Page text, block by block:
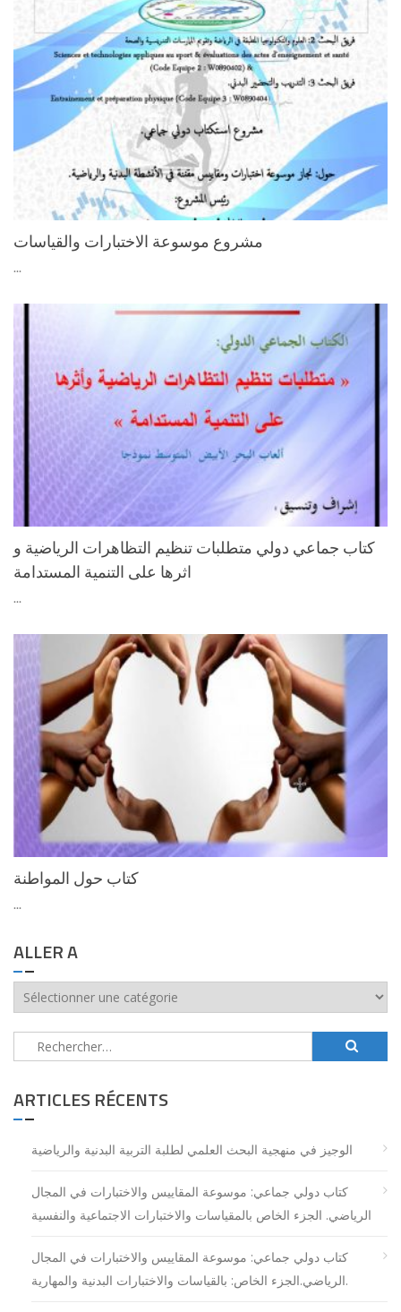
مشروع موسوعة الاختبارات والقياسات
...
كتاب جماعي دولي متطلبات تنظيم التظاهرات الرياضية و
اثرها على التنمية المستدامة
...
كتاب حول المواطنة
...
ALLER A
aller
Rechercher :
ARTICLES RÉCENTS
الوجيز في منهجية البحث العلمي لطلبة التربية البدنية والرياضية
كتاب دولي جماعي: موسوعة المقاييس والاختبارات في المجال
الرياضي. الجزء الخاص بالمقياسات والاختبارات الاجتماعية والنفسية
كتاب دولي جماعي: موسوعة المقاييس والاختبارات في المجال
الرياضي.الجزء الخاص: بالقياسات والاختبارات البدنية والمهارية.